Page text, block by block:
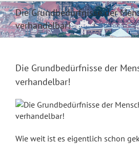
Die Grundbedürfnisse der
verhandelbar!
Die Grundbedürfnisse der
verhandelbar!
Wie weit ist es eigentlich schon